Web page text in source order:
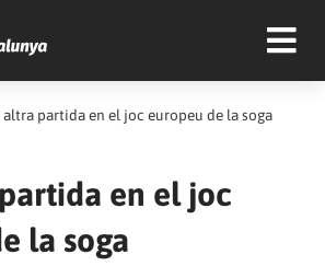
altra partida en el joc europeu de la soga
en el joc
la soga